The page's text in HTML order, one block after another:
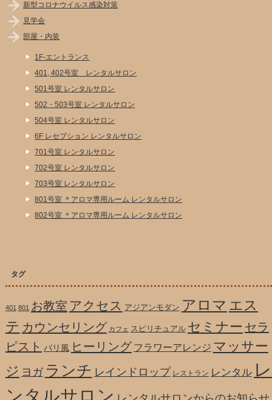
新型コロナウイルス感染対策
見学会
部屋・内装
1F-エントランス
401, 402号室 レンタルサロン
501号室 レンタルサロン
502・503号室 レンタルサロン
504号室 レンタルサロン
6F レセプション レンタルサロン
701号室 レンタルサロン
702号室 レンタルサロン
703号室 レンタルサロン
801号室 ＊アロマ専用ルーム レンタルサロン
802号室 ＊アロマ専用ルーム レンタルサロン
タグ
401 801 お教室 アクセス アジアンモダン アロマ エス
テ カウンセリング カフェ スピリチュアル セミナー セラ
ピスト バリ風 ヒーリング フラワーアレンジ マッサー
ジ ヨガ ランチ レインドロップ レストラン レンタル レ
ンタルサロン